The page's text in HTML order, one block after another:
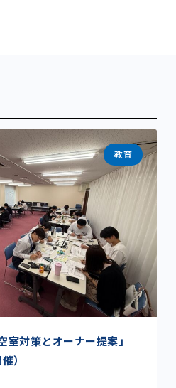
教育
室対策とオーナー提案」
）